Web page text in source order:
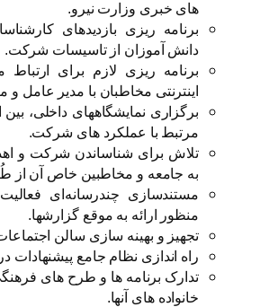
های خبری وزارت نیرو.
برنامه‌ ریزی‌ بازدیدهای‌
دانش آموزان از تاسیسات شرکت.
برنامه ریزی لازم برای ارتباط
اینترنتی مخاطبان با مدیر عامل
برگزاری‌ نمایشگاههای داخلی،
مرتبط با عملکرد های شرکت.
تلاش‌ برای‌ شناساندن‌ شرکت و
به‌ جامعه‌ و مخاطبین‌ خاص‌ آن‌ از
مستندسازی چندرسانه‌ای
منظور ارائه به موقع گزارشها.
تجهیز و بهینه سازی سالن
راه اندازی نظام جامع
تدارک برنامه ها و طرح های
خانواده های آنها.